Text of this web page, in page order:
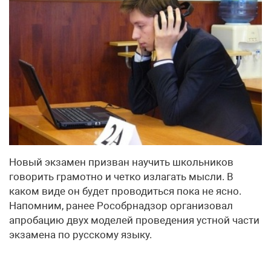
Новый экзамен призван научить школьников
говорить грамотно и четко излагать мысли. В
каком виде он будет проводиться пока не ясно.
Напомним, ранее Рособрнадзор организовал
апробацию двух моделей проведения устной части
экзамена по русскому языку.